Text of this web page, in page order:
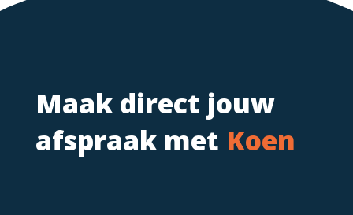
Maak direct jouw
afspraak met Koen